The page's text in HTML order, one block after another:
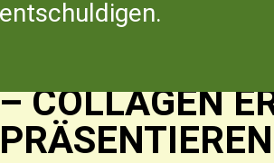
OSTERFERIEN-
– COLLAGEN
entschuldigen.